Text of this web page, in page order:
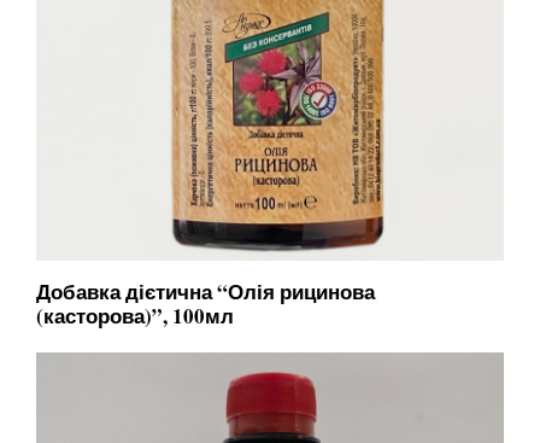
Добавка дієтична “Олія рицинова
(касторова)”, 100мл